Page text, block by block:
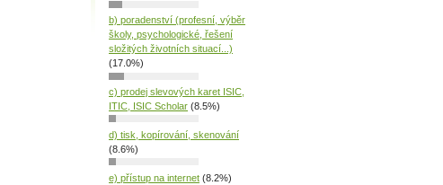
b) poradenství (profesní, výběr
školy, psychologické, řešení
složitých životních situací...)
(17.0%)
c) prodej slevových karet ISIC,
ITIC, ISIC Scholar (8.5%)
d) tisk, kopírování, skenování
(8.6%)
e) přístup na internet (8.2%)